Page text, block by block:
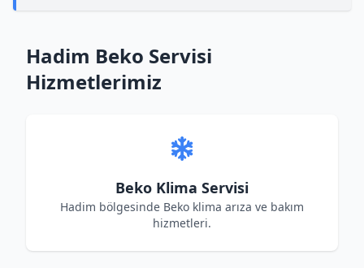
Hadim Beko Servisi
Hizmetlerimiz
Beko Klima Servisi
Hadim bölgesinde Beko klima arıza ve bakım
hizmetleri.